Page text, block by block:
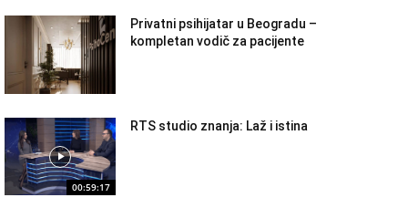
Privatni psihijatar u Beogradu –
kompletan vodič za pacijente
00:59:17
RTS studio znanja: Laž i istina